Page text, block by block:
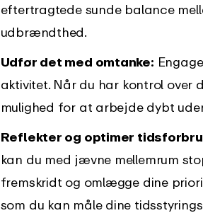
eftertragtede sunde balance
udbrændthed.
Udfør det med omtanke:
aktivitet. Når du har kontrol over
mulighed for at arbejde dybt
Reflekter og optimer
kan du med jævne mellemrum
fremskridt og omlægge dine
som du kan måle dine